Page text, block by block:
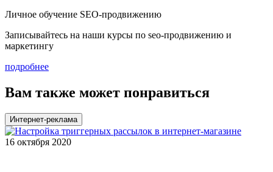
Личное обучение SEO-продвижению
Записывайтесь на наши курсы по seo-продвижению и
маркетингу
подробнее
Вам также может понравиться
Интернет-реклама
16 октября 2020